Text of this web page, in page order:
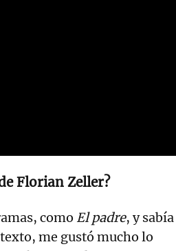
Florian Zeller?
como El padre, y sabía
me gustó mucho lo